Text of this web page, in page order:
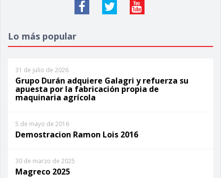
Lo más popular
31 de julio de 2026
Grupo Durán adquiere Galagri y refuerza su
apuesta por la fabricación propia de
maquinaria agrícola
5 de mayo de 2016
Demostracion Ramon Lois 2016
30 de marzo de 2025
Magreco 2025